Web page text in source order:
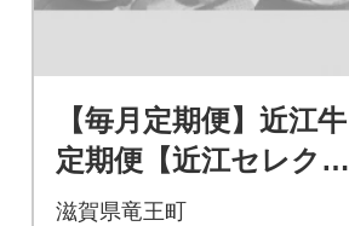
【毎月定期便】近江牛
定期便【近江セレクト
便】全5回
滋賀県竜王町